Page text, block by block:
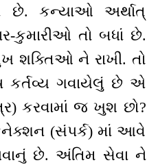
છે. કન્યાઓ અર્થાત્
કુમારીઓ તો બધાં છે.
શક્તિઓ ને રાખી. તો
કર્તવ્ય ગવાયેલું છે એ
કરવામાં જ ખુશ છો?
(સંપર્ક) માં આવે
છે. અંતિમ સેવા ને